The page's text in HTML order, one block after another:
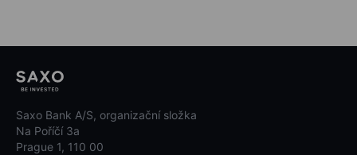
Saxo Bank A/S, organizační složka
Na Poříčí 3a
Prague 1, 110 00